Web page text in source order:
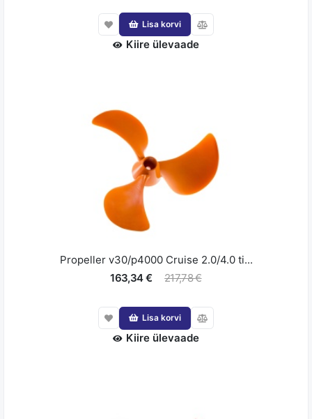
Lisa korvi
Kiire ülevaade
Propeller v30/p4000 Cruise 2.0/4.0 ti...
163,34 €
217,78 €
Lisa korvi
Kiire ülevaade